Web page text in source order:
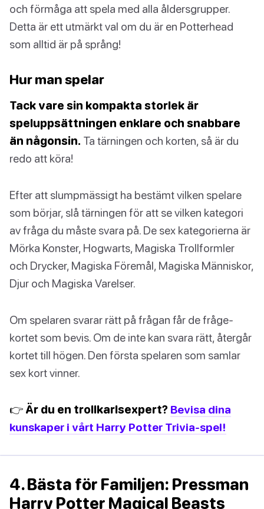
och förmåga att spela med alla åldersgrupper.
Detta är ett utmärkt val om du är en Potterhead
som alltid är på språng!
Hur man spelar
Tack vare sin kompakta storlek är
speluppsättningen enklare och snabbare
än någonsin. Ta tärningen och korten, så är du
redo att köra!
Efter att slumpmässigt ha bestämt vilken spelare
som börjar, slå tärningen för att se vilken kategori
av fråga du måste svara på. De sex kategorierna är
Mörka Konster, Hogwarts, Magiska Trollformler
och Drycker, Magiska Föremål, Magiska Människor,
Djur och Magiska Varelser.
Om spelaren svarar rätt på frågan får de fråge-
kortet som bevis. Om de inte kan svara rätt, återgår
kortet till högen. Den första spelaren som samlar
sex kort vinner.
👉 Är du en trollkarlsexpert? Bevisa dina
kunskaper i vårt Harry Potter Trivia-spel!
4. Bästa för Familjen: Pressman
Harry Potter Magical Beasts